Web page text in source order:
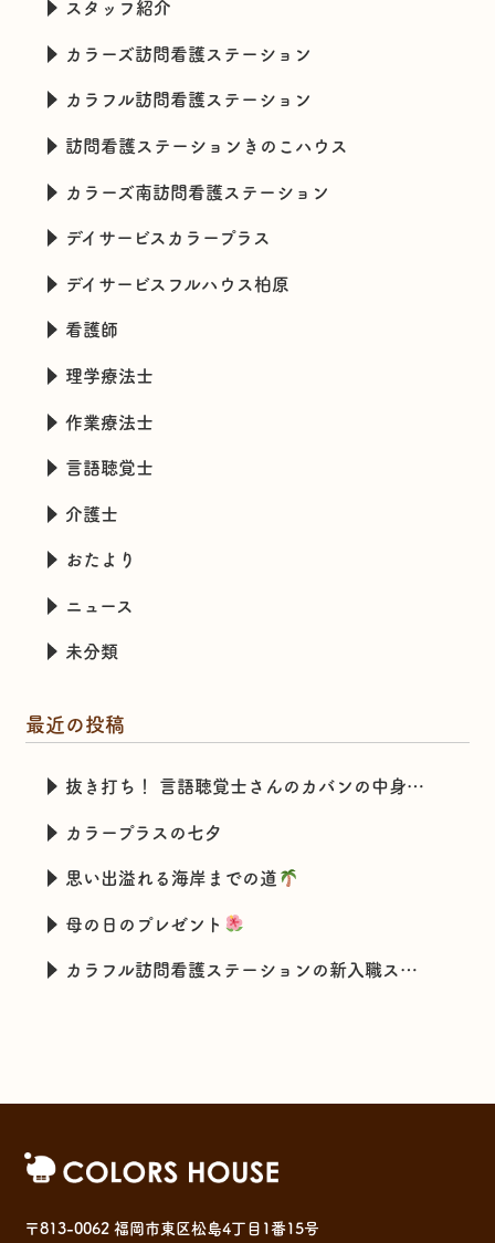
スタッフ紹介
カラーズ訪問看護ステーション
カラフル訪問看護ステーション
訪問看護ステーションきのこハウス
カラーズ南訪問看護ステーション
デイサービスカラープラス
デイサービスフルハウス柏原
看護師
理学療法士
作業療法士
言語聴覚士
介護士
おたより
ニュース
未分類
最近の投稿
抜き打ち！ 言語聴覚士さんのカバンの中身チェック
カラープラスの七夕
思い出溢れる海岸までの道
母の日のプレゼント
カラフル訪問看護ステーションの新入職スタッフの特技とは・・・
〒813-0062 福岡市東区松島4丁目1番15号